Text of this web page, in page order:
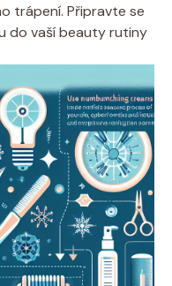
trápení. Připravte se
⁣do ‌vaší beauty ⁣rutiny